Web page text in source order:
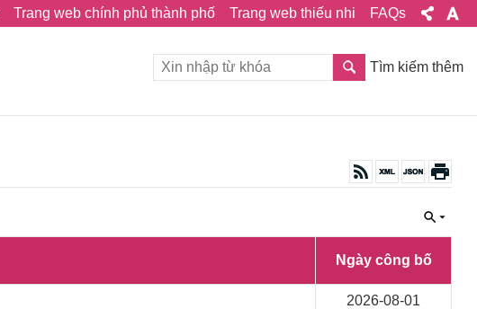
Trang web chính phủ thành phố Trang web thiếu nhi FAQs
Tìm kiếm thêm
Ngày công bố
2026-08-01